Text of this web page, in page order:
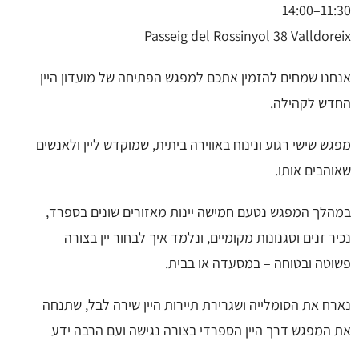
11:30–14:00
Passeig del Rossinyol 38 Valldoreix
אנחנו שמחים להזמין אתכם למפגש הפתיחה של מועדון היין
החדש לקהילה.
מפגש שישי רגוע ונינוח באווירה ביתית, שמוקדש ליין ולאנשים
שאוהבים אותו.
במהלך המפגש נטעם חמישה יינות מאזורים שונים בספרד,
נכיר זנים וסגנונות מקומיים, ונלמד איך לבחור יין בצורה
פשוטה ובטוחה – במסעדה או בבית.
נארח את הסומלייה ושגרירת תיירות היין שירה לבל, שתנחה
את המפגש דרך היין הספרדי בצורה נגישה ועם הרבה ידע